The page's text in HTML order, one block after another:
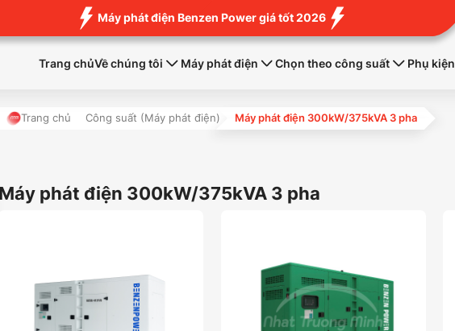
Máy phát điện Benzen Power giá tốt 2026
Trang chủVề chúng tôi Máy phát điện Chọn theo công suất Phụ kiện
Trang chủ Công suất (Máy phát điện) Máy phát điện 300kW/375kVA 3 pha
Máy phát điện 300kW/375kVA 3 pha